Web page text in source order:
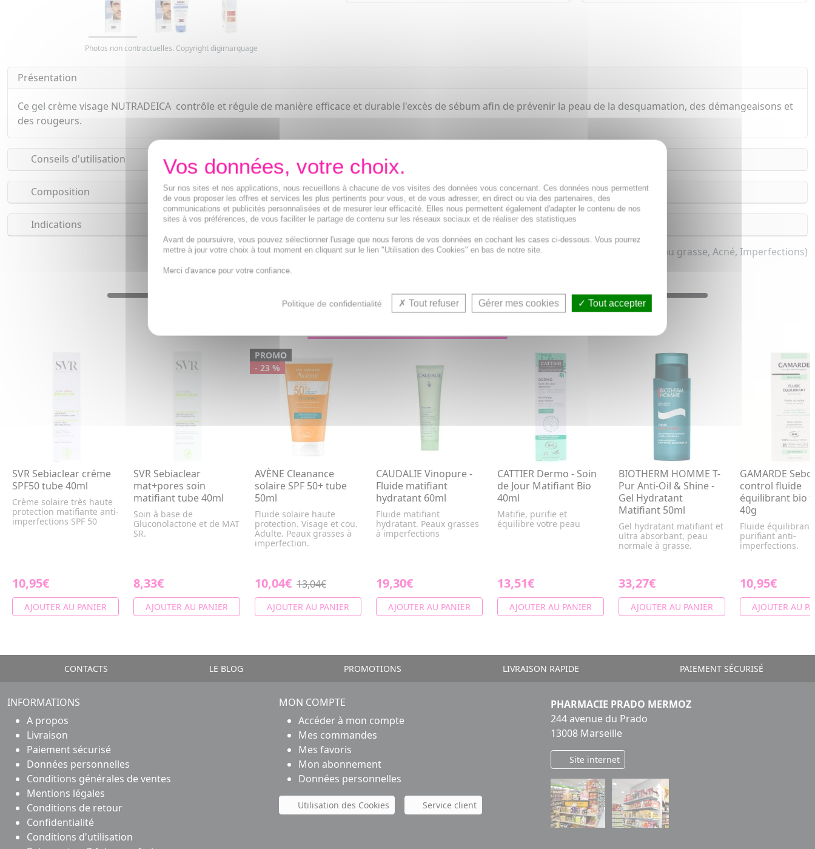
Photos non contractuelles. Copyright digimarquage
Présentation
Ce gel crème visage NUTRADEICA contrôle et régule de manière efficace et durable l'excès de sébum afin de prévenir la peau de la desquamation, des démangeaisons et
des rougeurs.
Conseils d'utilisation
Composition
Indications
Crème matifiante pour homme et femme (Peau grasse, Acné, Imperfections)
VOUS AIMEREZ AUSSI...
SVR Sebiaclear créme
SPF50 tube 40ml
Crème solaire très haute
protection matifiante anti-
imperfections SPF 50
10,95€
AJOUTER AU PANIER
SVR Sebiaclear
mat+pores soin
matifiant tube 40ml
Soin à base de
Gluconolactone et de MAT
SR.
8,33€
AJOUTER AU PANIER
PROMO
- 23 %
AVÈNE Cleanance
solaire SPF 50+ tube
50ml
Fluide solaire haute
protection. Visage et cou.
Adulte. Peaux grasses à
imperfection.
10,04€ 13,04€
AJOUTER AU PANIER
CAUDALIE Vinopure -
Fluide matifiant
hydratant 60ml
Fluide matifiant
hydratant. Peaux grasses
à imperfections
19,30€
AJOUTER AU PANIER
CATTIER Dermo - Soin
de Jour Matifiant Bio
40ml
Matifie, purifie et
équilibre votre peau
13,51€
AJOUTER AU PANIER
BIOTHERM HOMME T-
Pur Anti-Oil & Shine -
Gel Hydratant
Matifiant 50ml
Gel hydratant matifiant et
ultra absorbant, peau
normale à grasse.
33,27€
AJOUTER AU PANIER
GAMARDE Sebo-
control fluide
équilibrant bio
40g
Fluide équilibrant
purifiant anti-
imperfections.
10,95€
AJOUTER AU
CONTACTS LE BLOG PROMOTIONS LIVRAISON RAPIDE PAIEMENT SÉCURISÉ
INFORMATIONS
A propos
Livraison
Paiement sécurisé
Données personnelles
Conditions générales de ventes
Mentions légales
Conditions de retour
Confidentialité
Conditions d'utilisation
MON COMPTE
Accéder à mon compte
Mes commandes
Mes favoris
Mon abonnement
Données personnelles
Utilisation des Cookies Service client
PHARMACIE PRADO MERMOZ
244 avenue du Prado
13008 Marseille
Site internet
Sur nos sites et nos applications, nous recueillons à chacune de vos visites des données vous concernant. Ces données nous permettent
de vous proposer les offres et services les plus pertinents pour vous, et de vous adresser, en direct ou via des partenaires, des
communications et publicités personnalisées et de mesurer leur efficacité. Elles nous permettent également d'adapter le contenu de nos
sites à vos préférences, de vous faciliter le partage de contenu sur les réseaux sociaux et de réaliser des statistiques
Avant de poursuivre, vous pouvez sélectionner l'usage que nous ferons de vos données en cochant les cases ci-dessous. Vous pourrez
mettre à jour votre choix à tout moment en cliquant sur le lien "Utilisation des Cookies" en bas de notre site.
Merci d'avance pour votre confiance.
Politique de confidentialité Tout refuser Gérer mes cookies Tout accepter